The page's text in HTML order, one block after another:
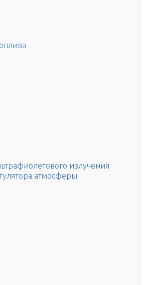
излучения
атмосферы